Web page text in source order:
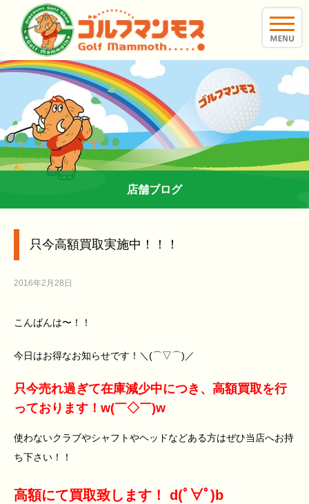
店舗ブログ
只今高額買取実施中！！！
2016年2月28日
こんばんは〜！！
今日はお得なお知らせです！＼(⌒▽⌒)／
只今売れ過ぎて在庫減少中につき、高額買取を行
っております！w(￣◇￣)w
使わないクラブやシャフトやヘッドなどある方はぜひ当店へお持
ち下さい！！
高額にて買取致します！ d(ﾟ∀ﾟ)b